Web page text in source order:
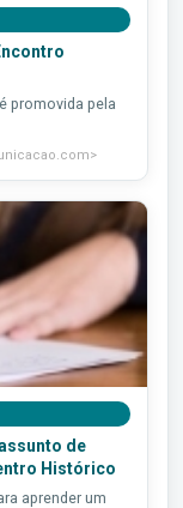
promovida pela
de
Histórico
aprender um